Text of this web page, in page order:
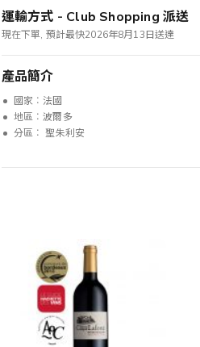
運輸方式 - Club Shopping 派送
現在下單, 預計最快2026年8月13日送達
產品簡介
國家︰法國
地區︰波爾多
分區︰ 聖朱利安